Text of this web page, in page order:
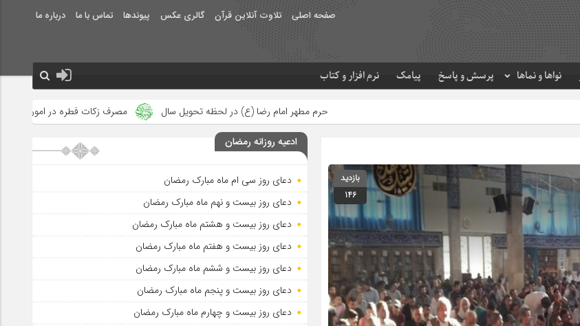
صفحه اصلی تلاوت آنلاین قرآن گالری عکس پیوندها تماس با ما درباره ما
نواها و نماها پرسش و پاسخ پیامک نرم افزار و کتاب
حرم مطهر امام رضا (ع) در لحظه تحویل سال مصرف زکات فطره در امور فرهنگی جلوه‌های بزرگ
بازدید
146
ادعیه روزانه رمضان
دعای روز سی ام ماه مبارک رمضان
دعای روز بیست و نهم ماه مبارک رمضان
دعای روز بیست و هشتم ماه مبارک رمضان
دعای روز بیست و هفتم ماه مبارک رمضان
دعای روز بیست و ششم ماه مبارک رمضان
دعای روز بیست و پنجم ماه مبارک رمضان
دعای روز بیست و چهارم ماه مبارک رمضان